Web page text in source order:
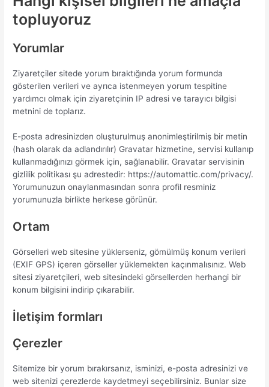
topluyoruz
Yorumlar
Ziyaretçiler sitede yorum bıraktığında yorum formunda
gösterilen verileri ve ayrıca istenmeyen yorum tespitine
yardımcı olmak için ziyaretçinin IP adresi ve tarayıcı bilgisi
metnini de toplarız.
E-posta adresinizden oluşturulmuş anonimleştirilmiş bir metin
(hash olarak da adlandırılır) Gravatar hizmetine, servisi kullanıp
kullanmadığınızı görmek için, sağlanabilir. Gravatar servisinin
gizlilik politikası şu adrestedir: https://automattic.com/privacy/.
Yorumunuzun onaylanmasından sonra profil resminiz
yorumunuzla birlikte herkese görünür.
Ortam
Görselleri web sitesine yüklerseniz, gömülmüş konum verileri
(EXIF GPS) içeren görseller yüklemekten kaçınmalısınız. Web
sitesi ziyaretçileri, web sitesindeki görsellerden herhangi bir
konum bilgisini indirip çıkarabilir.
İletişim formları
Çerezler
Sitemize bir yorum bırakırsanız, isminizi, e-posta adresinizi ve
web sitenizi çerezlerde kaydetmeyi seçebilirsiniz. Bunlar size